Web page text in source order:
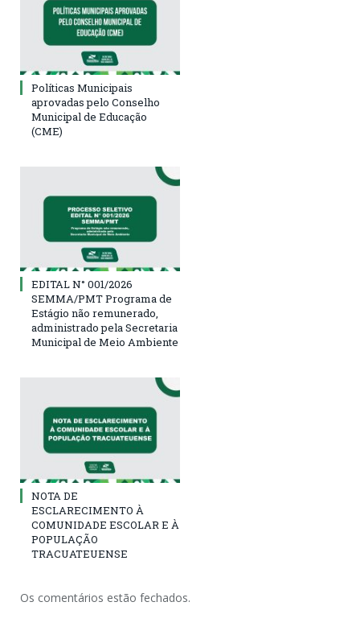
Políticas Municipais
aprovadas pelo Conselho
Municipal de Educação
(CME)
EDITAL N° 001/2026
SEMMA/PMT Programa de
Estágio não remunerado,
administrado pela Secretaria
Municipal de Meio Ambiente
NOTA DE
ESCLARECIMENTO À
COMUNIDADE ESCOLAR E À
POPULAÇÃO
TRACUATEUENSE
Os comentários estão fechados.